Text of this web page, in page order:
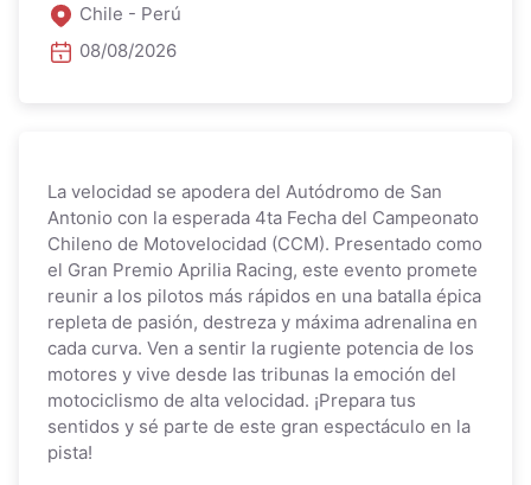
Chile - Perú
08/08/2026
La velocidad se apodera del Autódromo de San
Antonio con la esperada 4ta Fecha del Campeonato
Chileno de Motovelocidad (CCM). Presentado como
el Gran Premio Aprilia Racing, este evento promete
reunir a los pilotos más rápidos en una batalla épica
repleta de pasión, destreza y máxima adrenalina en
cada curva. Ven a sentir la rugiente potencia de los
motores y vive desde las tribunas la emoción del
motociclismo de alta velocidad. ¡Prepara tus
sentidos y sé parte de este gran espectáculo en la
pista!